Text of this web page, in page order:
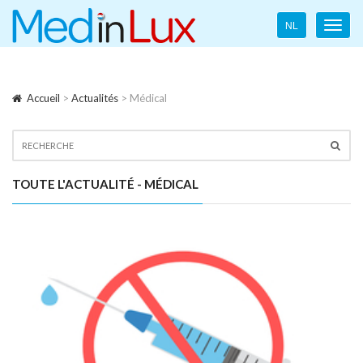
Language
navigation
NL
Accueil > Actualités > Médical
TOUTE L'ACTUALITÉ - MÉDICAL